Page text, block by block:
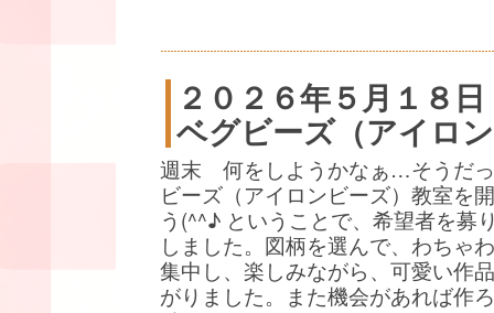
２０２６年５月１８日
ベグビーズ（アイロ
週末 何をしようかなぁ…そうだ
ビーズ（アイロンビーズ）教室を
う(^^♪ ということで、希望者を募
しました。図柄を選んで、わちゃ
集中し、楽しみながら、可愛い作
がりました。また機会があれば作